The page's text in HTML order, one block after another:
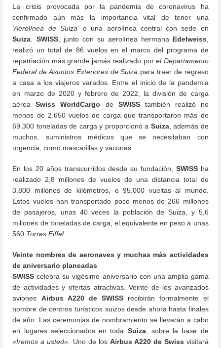
La crisis provocada por la pandemia de coronavirus ha
confirmado aún más la importancia vital de tener una
‘Aerolínea de Suiza’o una aerolínea central con sede en
Suiza
SWISS, junto con su aerolínea hermana Edelweiss
realizó un total de 86 vuelos en el marco del programa de
repatriación más grande jamás realizado por el Departamento
Federal de Asuntos Exteriores de Suiza para traer de regreso
a casa a los viajeros varados. Entre el inicio de la pandemia
en marzo de 2020 y febrero de 2022, la división de carga
aérea Swiss WorldCargo de SWISStambién realizó no
menos de 2.650 vuelos de carga que transportaron más de
69.300 toneladas de carga y proporcionó a Suiza, además de
muchos, suministros médicos que se necesitaban con
urgencia, como mascarillas y vacunas.
En los 20 años transcurridos desde su fundación, SWISSha
realizado 2,8 millones de vuelos de una distancia total de
3.800 millones de kilómetros, o 95.000 vueltas al mundo.
Estos vuelos han transportado poco menos de 266 millones
de pasajeros, unas 40 veces la población de Suiza, y 5,6
millones de toneladas de carga, el equivalente en peso a unas
560 Torres Eiffel.
Veinte nombres de aeronaves y muchas más actividades
de aniversario planeadas
SWISS celebra su vigésimo aniversario con una amplia gama
de actividades y ofertas atractivas. Veinte de los avanzados
aviones Airbus A220 de SWISSrecibirán formalmente el
nombre de centros turísticos suizos desde ahora hasta finales
de año. Las ceremonias de nombramiento se llevarán a cabo
en lugares seleccionados en toda Suiza, sobre la base de
«Iremos a usted». Uno de los Airbus A220 de Swiss visitará